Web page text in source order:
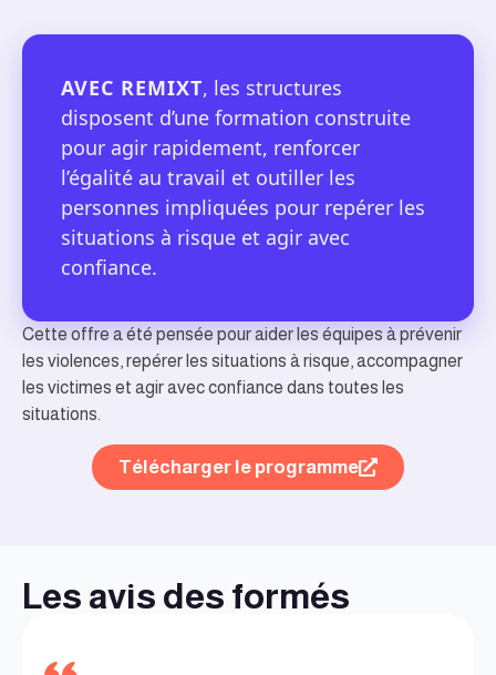
AVEC REMIXT, les structures
disposent d’une formation construite
pour agir rapidement, renforcer
l’égalité au travail et outiller les
personnes impliquées pour repérer les
situations à risque et agir avec
confiance.
Cette offre a été pensée pour aider les équipes à prévenir
les violences, repérer les situations à risque, accompagner
les victimes et agir avec confiance dans toutes les
situations.
Télécharger le programme
Les avis des formés